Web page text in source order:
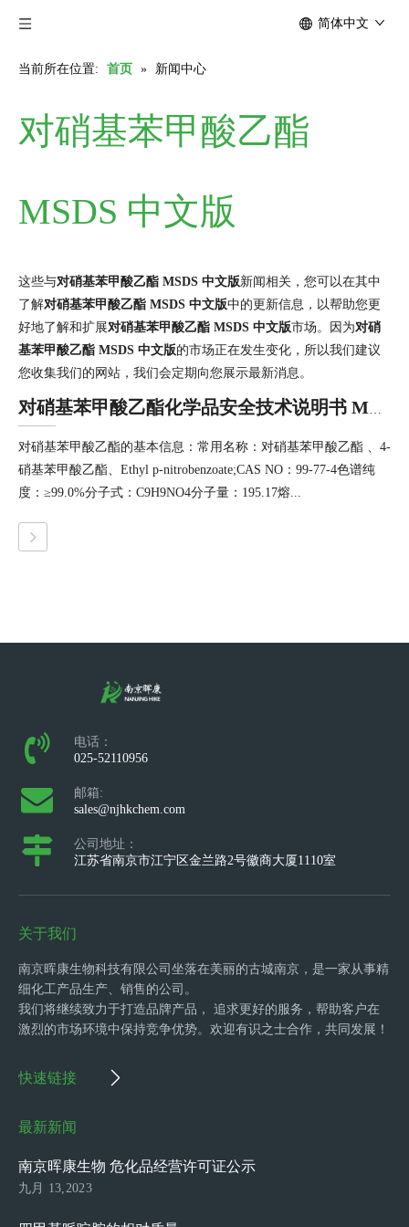
简体中文
当前所在位置: 首页 » 新闻中心
对硝基苯甲酸乙酯
MSDS 中文版
这些与对硝基苯甲酸乙酯 MSDS 中文版新闻相关，您可以在其中
了解对硝基苯甲酸乙酯 MSDS 中文版中的更新信息，以帮助您更
好地了解和扩展对硝基苯甲酸乙酯 MSDS 中文版市场。因为对硝
基苯甲酸乙酯 MSDS 中文版的市场正在发生变化，所以我们建议
您收集我们的网站，我们会定期向您展示最新消息。
对硝基苯甲酸乙酯化学品安全技术说明书 MSDS / SDS
对硝基苯甲酸乙酯的基本信息：常用名称：对硝基苯甲酸乙酯 、4-
硝基苯甲酸乙酯、Ethyl p-nitrobenzoate;CAS NO：99-77-4色谱纯
度：≥99.0%‍分子式：C9H9NO4分子量：195.17熔...
电话：
025-52110956
邮箱:
sales@njhkchem.com
公司地址：
江苏省南京市江宁区金兰路2号徽商大厦1110室
关于我们
南京晖康生物科技有限公司坐落在美丽的古城南京，是一家从事精
细化工产品生产、销售的公司。
我们将继续致力于打造品牌产品， 追求更好的服务，帮助客户在
激烈的市场环境中保持竞争优势。欢迎有识之士合作，共同发展！
快速链接
最新新闻
南京晖康生物 危化品经营许可证公示
九月 13,2023